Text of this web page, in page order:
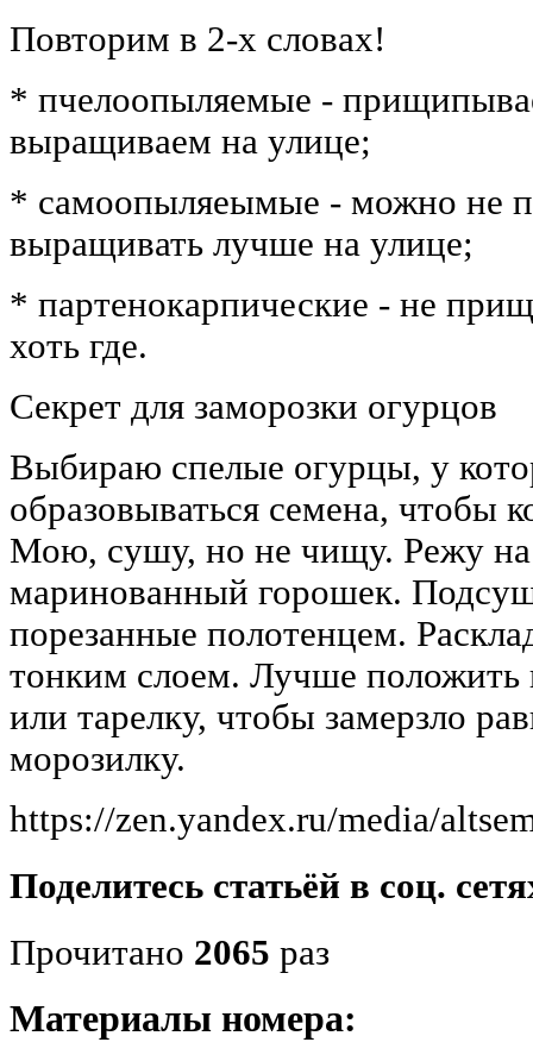
Повторим в 2-х словах!
* пчелоопыляемые -
выращиваем на улице;
* самоопыляеымые - можно не
выращивать лучше на улице;
* партенокарпические - не
хоть где.
Секрет для заморозки огурцов
Выбираю спелые огурцы, у
образовываться семена, чтобы
Мою, сушу, но не чищу. Режу на
маринованный горошек.
порезанные полотенцем.
тонким слоем. Лучше положить
или тарелку, чтобы замерзло
морозилку.
https://zen.yandex.ru/media/
Поделитесь статьёй в соц.
Прочитано 2065 раз
Материалы номера: